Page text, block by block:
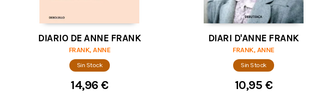
DIARIO DE ANNE FRANK
FRANK, ANNE
Sin Stock
14,96 €
DIARI D'ANNE FRANK
FRANK, ANNE
Sin Stock
10,95 €